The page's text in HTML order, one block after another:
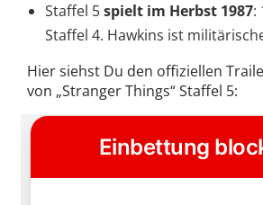
Staffel 5spielt im Herbst 1987:
Staffel 4. Hawkins ist
Hier siehst Du den offiziellen
von „Stranger Things“ Staffel 5: